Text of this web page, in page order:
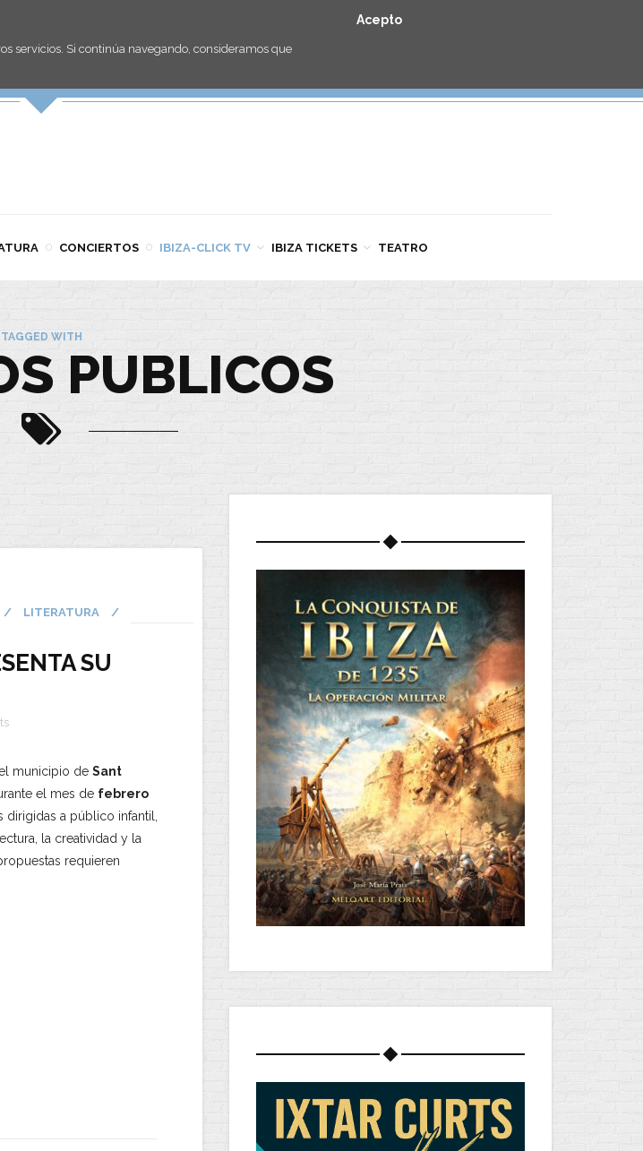
servicios. Si continúa navegando, consideramos que
Acepto
CONCIERTOS IBIZA-CLICK TV IBIZA TICKETS TEATRO
TAGGED WITH
PUBLICOS
/ LITERATURA
/
SU
el municipio de Sant
el mes de febrero
a público infantil,
la creatividad y la
requieren